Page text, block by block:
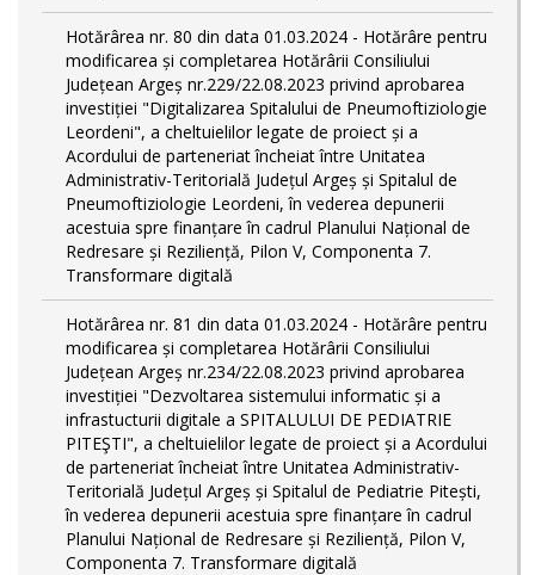
Hotărârea nr. 80 din data 01.03.2024 - Hotărâre pentru
modificarea și completarea Hotărârii Consiliului
Județean Argeș nr.229/22.08.2023 privind aprobarea
investiției "Digitalizarea Spitalului de Pneumoftiziologie
Leordeni", a cheltuielilor legate de proiect și a
Acordului de parteneriat încheiat între Unitatea
Administrativ-Teritorială Județul Argeș și Spitalul de
Pneumoftiziologie Leordeni, în vederea depunerii
acestuia spre finanțare în cadrul Planului Național de
Redresare și Reziliență, Pilon V, Componenta 7.
Transformare digitală
Hotărârea nr. 81 din data 01.03.2024 - Hotărâre pentru
modificarea și completarea Hotărârii Consiliului
Județean Argeș nr.234/22.08.2023 privind aprobarea
investiției "Dezvoltarea sistemului informatic și a
infrastucturii digitale a SPITALULUI DE PEDIATRIE
PITEŞTI", a cheltuielilor legate de proiect și a Acordului
de parteneriat încheiat între Unitatea Administrativ-
Teritorială Județul Argeș și Spitalul de Pediatrie Pitești,
în vederea depunerii acestuia spre finanțare în cadrul
Planului Național de Redresare și Reziliență, Pilon V,
Componenta 7. Transformare digitală